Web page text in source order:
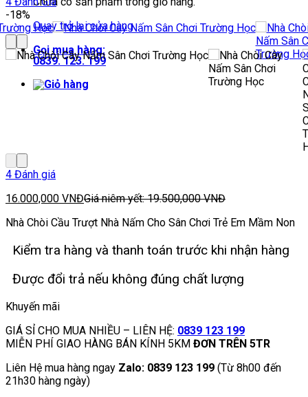
Quay trở lại cửa hàng
Gọi mua hàng:
0839. 123. 199
-18%
4 Đánh giá
16.000,000 VNĐGiá niêm yết:19.500,000VNĐ
Nhà Chòi Cầu Trượt Nhà Nấm Cho Sân Chơi Trẻ Em Mầm Non
Kiểm tra hàng và thanh toán trước khi nhận hàng
Được đổi trả nếu không đúng chất lượng
Khuyến mãi
GIÁ SỈ CHO MUA NHIỀU – LIÊN HỆ: 0839 123 199
MIỄN PHÍ GIAO HÀNG BÁN KÍNH 5KM ĐƠN TRÊN 5TR
Liên Hệ mua hàng ngay Zalo: 0839 123 199 (Từ 8h00 đến
21h30 hàng ngày)